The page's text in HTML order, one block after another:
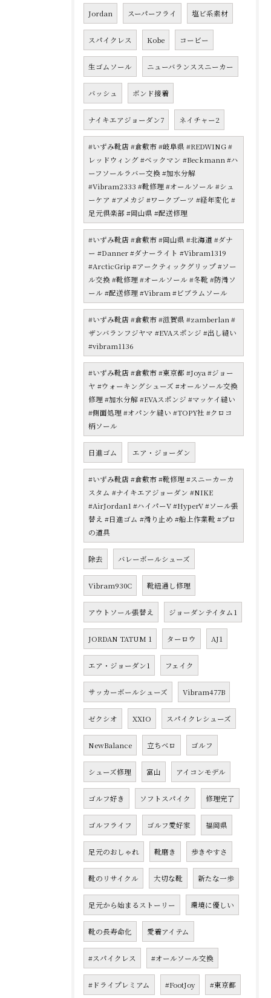
Jordan スーパーフライ 塩ビ系素材
スパイクレス Kobe コービー
生ゴムソール ニューバランススニーカー
バッシュ ボンド接着
ナイキエアジョーダン7 ネイチャー2
#いずみ靴店 #倉敷市 #岐阜県 #REDWING #
レッドウィング #ベックマン #Beckmann #ハ
ーフソールラバー交換 #加水分解
#Vibram2333 #靴修理 #オールソール #シュ
ーケア #アメカジ #ワークブーツ #経年変化 #
足元倶楽部 #岡山県 #配送修理
#いずみ靴店 #倉敷市 #岡山県 #北海道 #ダナ
ー #Danner #ダナーライト #Vibram1319
#ArcticGrip #アークティックグリップ #ソー
ル交換 #靴修理 #オールソール #冬靴 #防滑ソ
ール #配送修理 #Vibram #ビブラムソール
#いずみ靴店 #倉敷市 #滋賀県 #zamberlan #
ザンバランフジヤマ #EVAスポンジ #出し縫い
#vibram1136
#いずみ靴店 #倉敷市 #東京都 #Joya #ジョー
ヤ #ウォーキングシューズ #オールソール交換
修理 #加水分解 #EVAスポンジ #マッケイ縫い
#側面処理 #オパンケ縫い #TOPY社 #クロコ
柄ソール
日進ゴム エア・ジョーダン
#いずみ靴店 #倉敷市 #靴修理 #スニーカーカ
スタム #ナイキエアジョーダン #NIKE
#AirJordan1 #ハイパーV #HyperV #ソール張
替え #日進ゴム #滑り止め #船上作業靴 #プロ
の道具
除去 バレーボールシューズ
Vibram930C 靴紐通し修理
アウトソール張替え ジョーダンテイタム1
JORDAN TATUM 1 ターロウ AJ1
エア・ジョーダン1 フェイク
サッカーボールシューズ Vibram477B
ゼクシオ XXIO スパイクレシューズ
NewBalance 立ちベロ ゴルフ
シューズ修理 富山 アイコンモデル
ゴルフ好き ソフトスパイク 修理完了
ゴルフライフ ゴルフ愛好家 福岡県
足元のおしゃれ 靴磨き 歩きやすさ
靴のリサイクル 大切な靴 新たな一歩
足元から始まるストーリー 環境に優しい
靴の長寿命化 愛着アイテム
#スパイクレス #オールソール交換
#ドライプレミアム #FootJoy #東京都